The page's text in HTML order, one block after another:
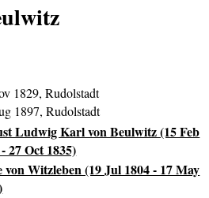
1829, Rudolstadt
1897, Rudolstadt
Ludwig Karl von Beulwitz (15 Feb
27 Oct 1835)
von Witzleben (19 Jul 1804 - 17 May